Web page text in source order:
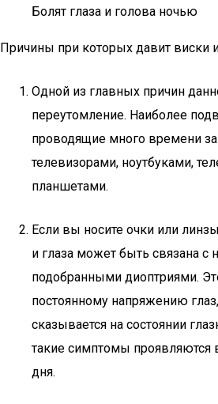
Болят глаза и голова ночью
Причины при которых давит виски и
Одной из главных причин
переутомление. Наиболее
проводящие много времени
телевизорами, ноутбуками,
планшетами.
Если вы носите очки или
и глаза может быть связана с
подобранными диоптриями.
постоянному напряжению
сказывается на состоянии
такие симптомы проявляются
дня.